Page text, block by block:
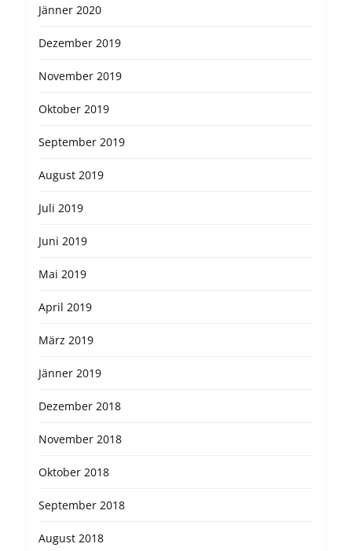
Jänner 2020
Dezember 2019
November 2019
Oktober 2019
September 2019
August 2019
Juli 2019
Juni 2019
Mai 2019
April 2019
März 2019
Jänner 2019
Dezember 2018
November 2018
Oktober 2018
September 2018
August 2018